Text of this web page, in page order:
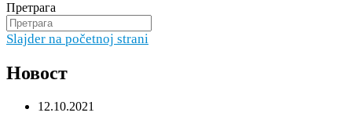
Претрага
Slajder na početnoj strani
Новост
12.10.2021